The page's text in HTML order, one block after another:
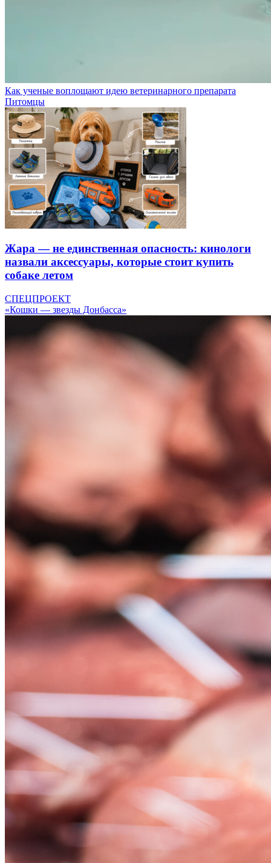
Как ученые воплощают идею ветеринарного препарата
Питомцы
Жара — не единственная опасность: кинологи
назвали аксессуары, которые стоит купить
собаке летом
СПЕЦПРОЕКТ
«Кошки — звезды Донбасса»